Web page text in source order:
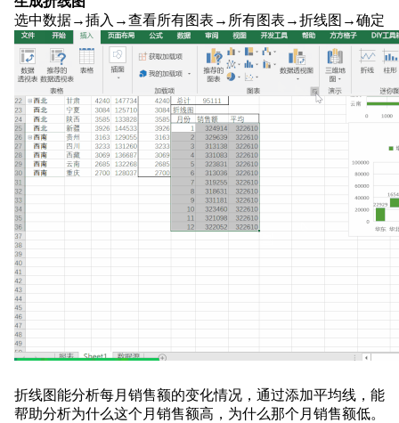
选中数据→插入→查看所有图表→所有图表→折线图→确定
折线图能分析每月销售额的变化情况，通过添加平均线，能
帮助分析为什么这个月销售额高，为什么那个月销售额低。